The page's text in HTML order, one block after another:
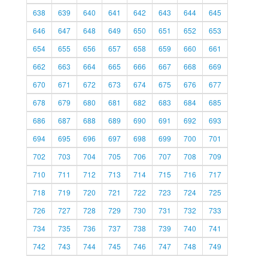
638
639 640 641 642 643 644
645
646
647 648 649 650 651 652
653
654
655 656 657 658 659 660
661
662
663 664 665 666 667 668
669
670
671 672 673 674 675 676
677
678
679 680 681 682 683 684
685
686
687 688 689 690 691 692
693
694
695 696 697 698 699 700
701
702
703 704 705 706 707 708
709
710
711 712 713 714 715 716
717
718
719 720 721 722 723 724
725
726
727 728 729 730 731 732
733
734
735 736 737 738 739 740
741
742
743 744 745 746 747 748
749